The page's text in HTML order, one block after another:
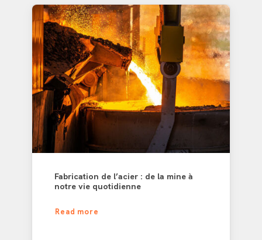
Fabrication de l’acier : de la mine à
notre vie quotidienne
Read more